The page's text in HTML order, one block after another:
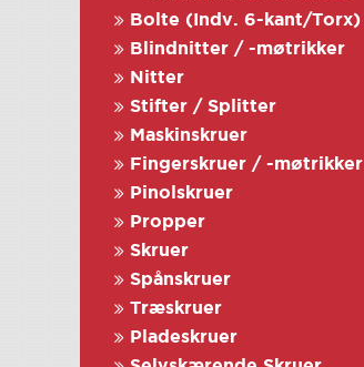
Bolte (Indv. 6-kant/Torx)
Blindnitter / -møtrikker
Nitter
Stifter / Splitter
Maskinskruer
Fingerskruer / -møtrikker
Pinolskruer
Propper
Skruer
Spånskruer
Træskruer
Pladeskruer